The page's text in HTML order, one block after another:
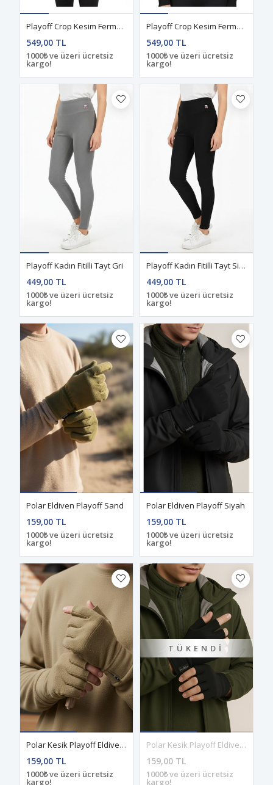
Playoff Crop Kesim Fermuarlı Eşofman Üstü Gri
549,00 TL
1000₺ ve üzeri ücretsiz
kargo!
Playoff Crop Kesim Fermuarlı Eşofman Üstü Siyah
549,00 TL
1000₺ ve üzeri ücretsiz
kargo!
Playoff Kadın Fitilli Tayt Gri
449,00 TL
1000₺ ve üzeri ücretsiz
kargo!
Playoff Kadın Fitilli Tayt Siyah
449,00 TL
1000₺ ve üzeri ücretsiz
kargo!
Polar Eldiven Playoff Sand
159,00 TL
1000₺ ve üzeri ücretsiz
kargo!
Polar Eldiven Playoff Siyah
159,00 TL
1000₺ ve üzeri ücretsiz
kargo!
Polar Kesik Playoff Eldiven Sand
159,00 TL
1000₺ ve üzeri ücretsiz
kargo!
TÜKENDI
Polar Kesik Playoff Eldiven Siyah
159,00 TL
1000₺ ve üzeri ücretsiz
kargo!